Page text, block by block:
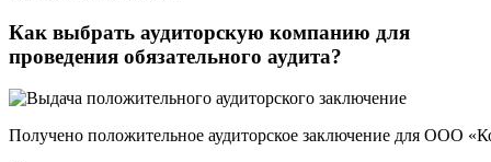
Как выбрать аудиторскую компанию для
проведения обязательного аудита?
Получено положительное аудиторское заключение для ООО